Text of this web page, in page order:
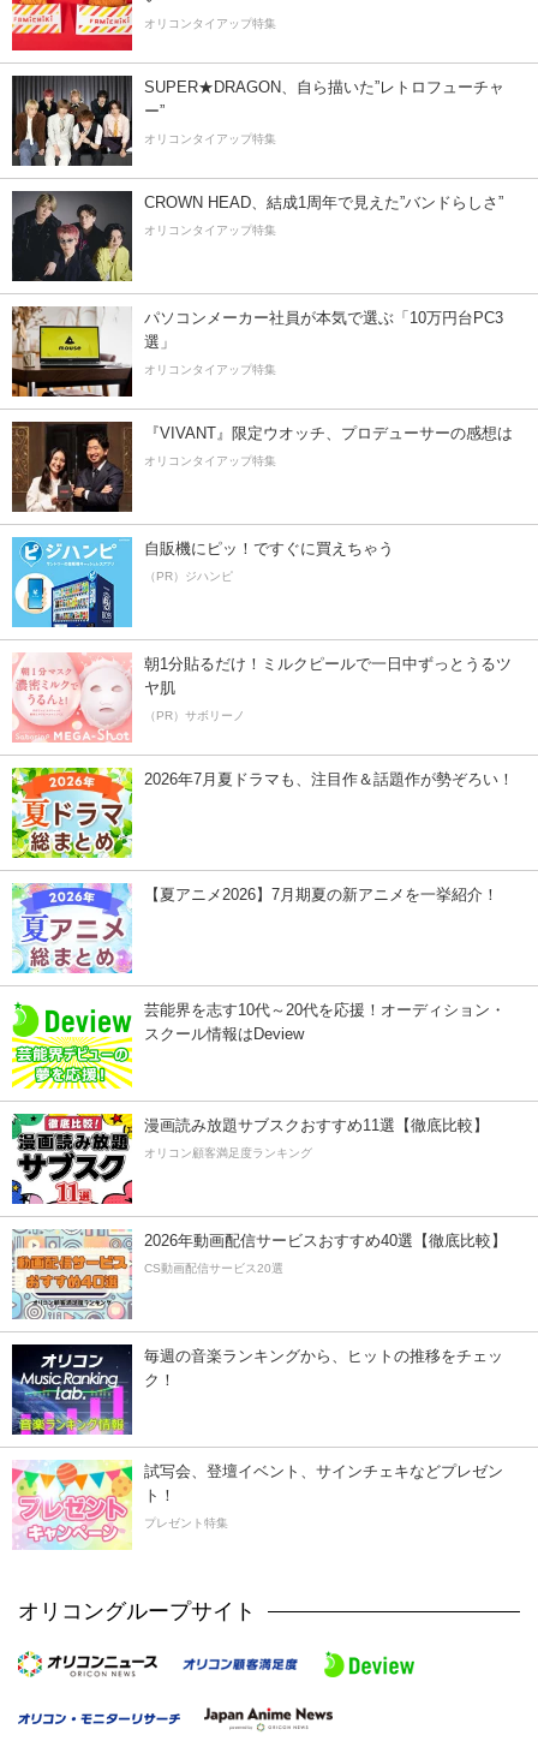
オリコンタイアップ特集
SUPER★DRAGON、自ら描いた”レトロフューチャ
ー”
オリコンタイアップ特集
CROWN HEAD、結成1周年で見えた”バンドらしさ”
オリコンタイアップ特集
パソコンメーカー社員が本気で選ぶ「10万円台PC3
選」
オリコンタイアップ特集
『VIVANT』限定ウオッチ、プロデューサーの感想は
オリコンタイアップ特集
自販機にピッ！ですぐに買えちゃう
（PR）ジハンピ
朝1分貼るだけ！ミルクピールで一日中ずっとうるツ
ヤ肌
（PR）サボリーノ
2026年7月夏ドラマも、注目作＆話題作が勢ぞろい！
【夏アニメ2026】7月期夏の新アニメを一挙紹介！
芸能界を志す10代～20代を応援！オーディション・
スクール情報はDeview
漫画読み放題サブスクおすすめ11選【徹底比較】
オリコン顧客満足度ランキング
2026年動画配信サービスおすすめ40選【徹底比較】
CS動画配信サービス20選
毎週の音楽ランキングから、ヒットの推移をチェッ
ク！
試写会、登壇イベント、サインチェキなどプレゼン
ト！
プレゼント特集
オリコングループサイト